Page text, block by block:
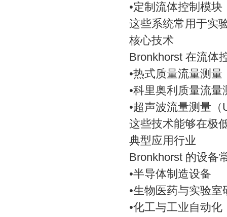
•定制流体控制模块
这些系统常用于实
核心技术
Bronkhorst 在流体
•热式质量流量测
•科里奥利质量流
•超声波流量测量
这些技术能够在极
典型应用行业
Bronkhorst 的设备
•半导体制造设备
•生物医药与实验室
•化工与工业自动化